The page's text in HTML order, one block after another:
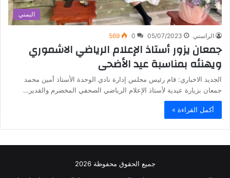
اليمني
الراسني 05/07/2023
0
569
جمعان يزور أستاذ الإعلام الرياضي الاشموري
ويهنئه بمناسبة عيد الأضحى
الجديد الاخباري: قام رئيس مجلس إدارة نادي الوحدة الأستاذ أمين محمد
جمعان بزيارة عيدية لأستاذ الإعلام الرياضي الصحفي المخضرم والقدير…
أكمل القراءة »
جميع الحقوق محفوظة 2026